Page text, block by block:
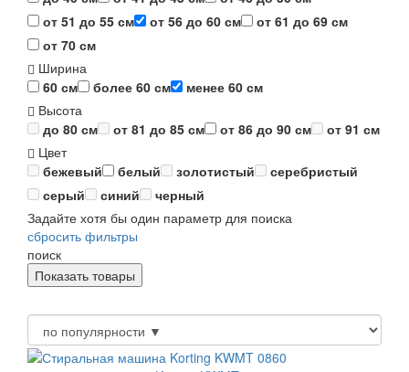
от 51 до 55 см
от 56 до 60 см
от 61 до 69 см
от 70 см
Ширина
60 см
более 60 см
менее 60 см
Высота
до 80 см
от 81 до 85 см от 86 до 90 см
от 91 см
Цвет
бежевый
белый золотистый
серебристый
серый
синий
черный
Задайте хотя бы один параметр для поиска
сбросить фильтры
поиск